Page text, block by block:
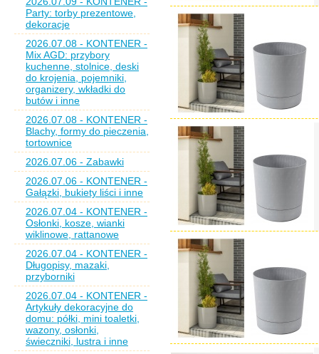
Party: torby prezentowe,
dekoracje
2026.07.08 - KONTENER -
Mix AGD: przybory
kuchenne, stolnice, deski
do krojenia, pojemniki,
organizery, wkładki do
butów i inne
2026.07.08 - KONTENER -
Blachy, formy do pieczenia,
tortownice
2026.07.06 - Zabawki
2026.07.06 - KONTENER -
Gałązki, bukiety liści i inne
2026.07.04 - KONTENER -
Osłonki, kosze, wianki
wiklinowe, rattanowe
2026.07.04 - KONTENER -
Długopisy, mazaki,
przyborniki
2026.07.04 - KONTENER -
Artykuły dekoracyjne do
domu: półki, mini toaletki,
wazony, osłonki,
świeczniki, lustra i inne